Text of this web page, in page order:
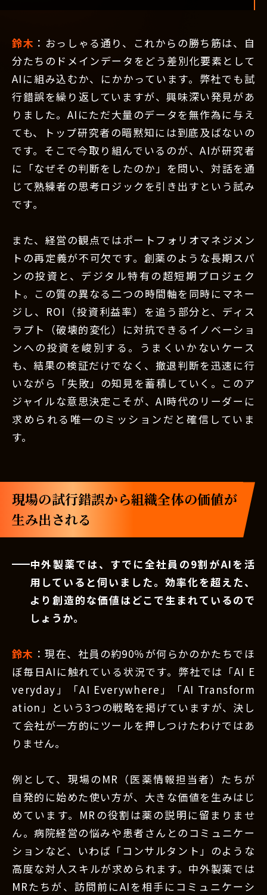
鈴木 ：おっしゃる通り、これからの勝ち筋は、自
分たちのドメインデータをどう差別化要素として
AIに組み込むか、にかかっています。弊社でも試
行錯誤を繰り返していますが、興味深い発見があ
りました。AIにただ大量のデータを無作為に与え
ても、トップ研究者の暗黙知には到底及ばないの
です。そこで今取り組んでいるのが、AIが研究者
に「なぜその判断をしたのか」を問い、対話を通
じて熟練者の思考ロジックを引き出すという試み
です。
また、経営の観点ではポートフォリオマネジメン
トの再定義が不可欠です。創薬のような長期スパ
ンの投資と、デジタル特有の超短期プロジェク
ト。この質の異なる二つの時間軸を同時にマネー
ジし、ROI（投資利益率）を追う部分と、ディス
ラプト（破壊的変化）に対抗できるイノベーショ
ンへの投資を峻別する。うまくいかないケース
も、結果の検証だけでなく、撤退判断を迅速に行
いながら「失敗」の知見を蓄積していく。このア
ジャイルな意思決定こそが、AI時代のリーダーに
求められる唯一のミッションだと確信していま
す。
現場の試行錯誤から組織全体の価値が
生み出される
中外製薬では、すでに全社員の9割がAIを活
用していると伺いました。効率化を超えた、
より創造的な価値はどこで生まれているので
しょうか。
鈴木 ：現在、社員の約90％が何らかのかたちでほ
ぼ毎日AIに触れている状況です。弊社では「AI E
veryday」「AI Everywhere」「AI Transform
ation」という3つの戦略を掲げていますが、決し
て会社が一方的にツールを押しつけたわけではあ
りません。
例として、現場のMR（医薬情報担当者）たちが
自発的に始めた使い方が、大きな価値を生みはじ
めています。MRの役割は薬の説明に留まりませ
ん。病院経営の悩みや患者さんとのコミュニケー
ションなど、いわば「コンサルタント」のような
高度な対人スキルが求められます。中外製薬では
MRたちが、訪問前にAIを相手にコミュニケーシ